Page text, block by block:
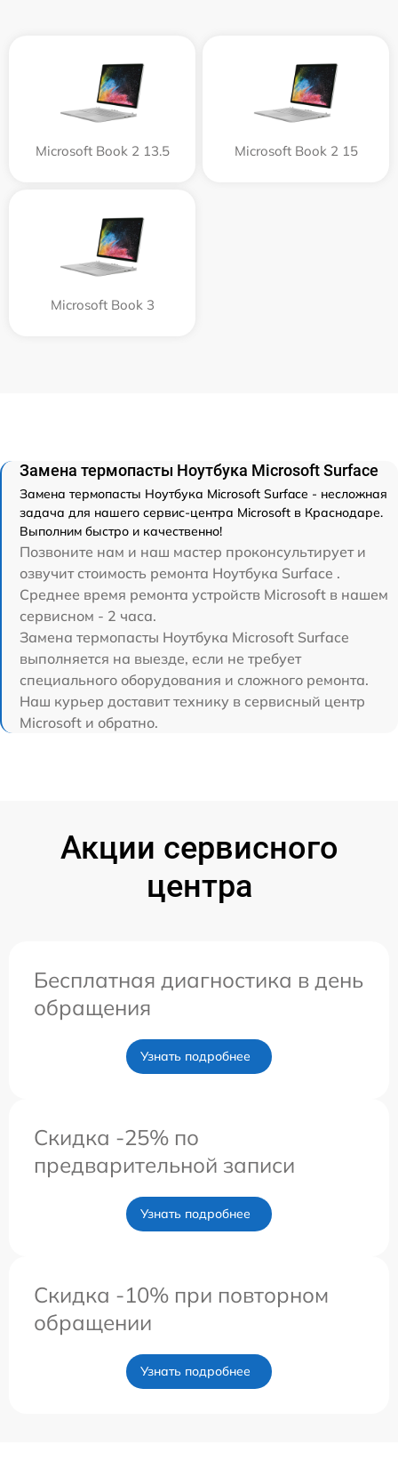
Microsoft Book 2 13.5 Microsoft Book 2 15
Microsoft Book 3
Замена термопасты Ноутбука Microsoft Surface
Замена термопасты Ноутбука Microsoft Surface - несложная
задача для нашего сервис-центра Microsoft в Краснодаре.
Выполним быстро и качественно!
Позвоните нам и наш мастер проконсультирует и
озвучит стоимость ремонта Ноутбука Surface .
Среднее время ремонта устройств Microsoft в нашем
сервисном - 2 часа.
Замена термопасты Ноутбука Microsoft Surface
выполняется на выезде, если не требует
специального оборудования и сложного ремонта.
Наш курьер доставит технику в сервисный центр
Microsoft и обратно.
Акции сервисного
центра
Бесплатная диагностика в день
обращения
Узнать подробнее
Скидка -25% по
предварительной записи
Узнать подробнее
Скидка -10% при повторном
обращении
Узнать подробнее